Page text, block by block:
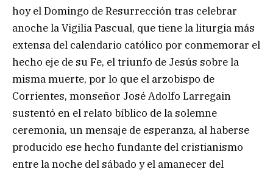
hoy el Domingo de Resurrección tras celebrar
anoche la Vigilia Pascual, que tiene la liturgia más
extensa del calendario católico por conmemorar el
hecho eje de su Fe, el triunfo de Jesús sobre la
misma muerte, por lo que el arzobispo de
Corrientes, monseñor José Adolfo Larregain
sustentó en el relato bíblico de la solemne
ceremonia, un mensaje de esperanza, al haberse
producido ese hecho fundante del cristianismo
entre la noche del sábado y el amanecer del